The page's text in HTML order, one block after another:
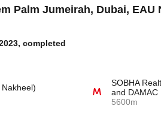
Palm Jumeirah, Dubai, EAU
completed
SOBHA
and DAMAC
5600m